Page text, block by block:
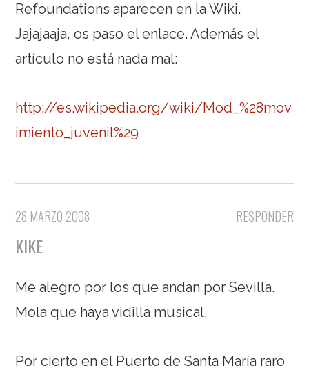
Refoundations aparecen en la Wiki.
Jajajaaja, os paso el enlace. Además el
artículo no está nada mal:
http://es.wikipedia.org/wiki/Mod_%28mov
imiento_juvenil%29
RESPONDER
28 MARZO 2008
KIKE
Me alegro por los que andan por Sevilla.
Mola que haya vidilla musical.
Por cierto en el Puerto de Santa María raro